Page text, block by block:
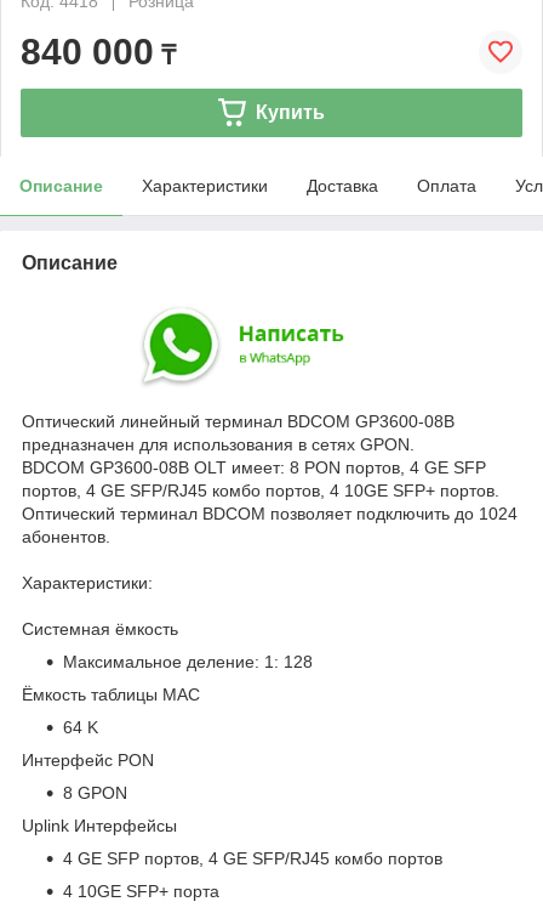
840 000 ₸
Купить
Описание Характеристики Доставка Оплата
Описание
Оптический линейный терминал BDCOM GP3600-08B
предназначен для использования в сетях GPON.
BDCOM GP3600-08B OLT имеет: 8 PON портов, 4 GE SFP
портов, 4 GE SFP/RJ45 комбо портов, 4 10GE SFP+ портов.
Оптический терминал BDCOM позволяет подключить до 1024
абонентов.
Характеристики:
Системная ёмкость
Максимальное деление: 1: 128
Ёмкость таблицы MAC
64 K
Интерфейс PON
8 GPON
Uplink Интерфейсы
4 GE SFP портов, 4 GE SFP/RJ45 комбо портов
4 10GE SFP+ порта